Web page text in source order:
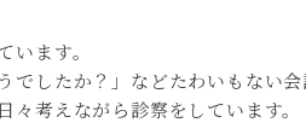
ます。
でしたか？」などたわいもない
考えながら診察をしています。